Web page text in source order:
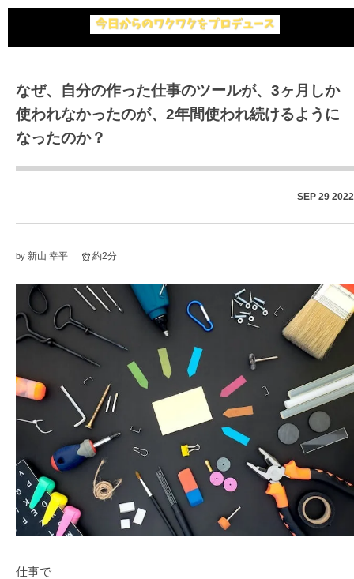
なぜ、自分の作った仕事のツールが、3ヶ月しか
使われなかったのが、2年間使われ続けるように
なったのか？
SEP 29 2022
by 新山 幸平 約2分
仕事で